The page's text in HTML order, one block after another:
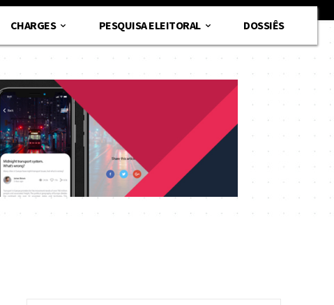
CHARGES PESQUISA ELEITORAL DOSSIÊS